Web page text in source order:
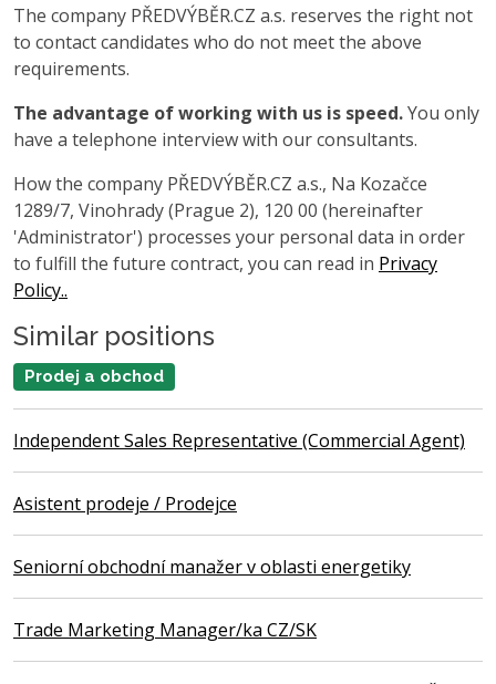
The company PŘEDVÝBĚR.CZ a.s. reserves the right not
to contact candidates who do not meet the above
requirements.
The advantage of working with us is speed.You only
have a telephone interview with our consultants.
How the company PŘEDVÝBĚR.CZ a.s., Na Kozačce
1289/7, Vinohrady (Prague 2), 120 00 (hereinafter
'Administrator') processes your personal data in order
to fulfill the future contract, you can read in Privacy
Policy..
Similar positions
Prodej a obchod
Independent Sales Representative (Commercial Agent)
Asistent prodeje / Prodejce
Seniorní obchodní manažer v oblasti energetiky
Trade Marketing Manager/ka CZ/SK